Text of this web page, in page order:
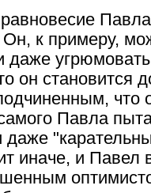
к примеру,
даже
он становится
что
Павла
даже
иначе, и Павел